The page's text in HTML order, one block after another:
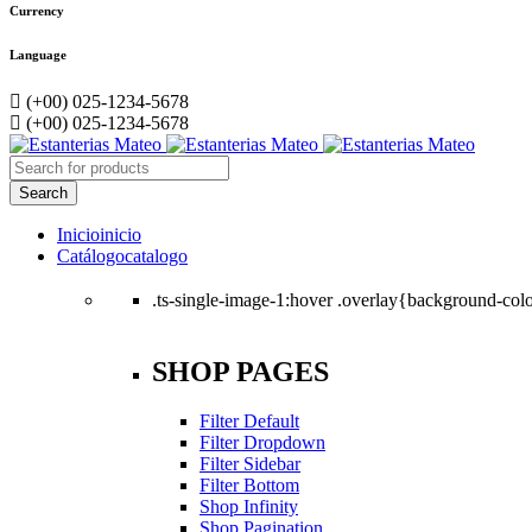
Currency
Language
(+00) 025-1234-5678
(+00) 025-1234-5678
Inicioinicio
Catálogocatalogo
.ts-single-image-1:hover .overlay{background-
SHOP PAGES
Filter Default
Filter Dropdown
Filter Sidebar
Filter Bottom
Shop Infinity